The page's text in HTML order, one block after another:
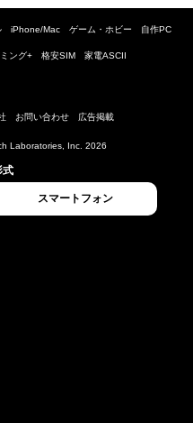
iPhone/Mac ゲーム・ホビー 自作PC
ング+ 格安SIM 家電ASCII
お問い合わせ 広告掲載
Laboratories, Inc. 2026
式
スマートフォン